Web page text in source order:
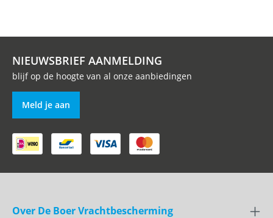
NIEUWSBRIEF AANMELDING
blijf op de hoogte van al onze aanbiedingen
Meld je aan
Over De Boer Vrachtbescherming